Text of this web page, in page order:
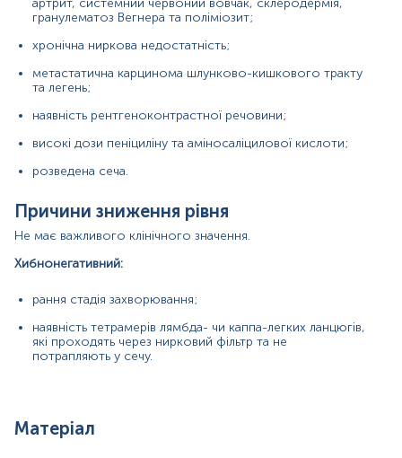
*
Одиниці вимірювання, референтні значення та діапазон
вимірювань можуть змінюватися у відповідності до зміни
тест-систем.
артрит, системний червоний вовчак, склеродермія,
гранулематоз Вегнера та поліміозит;
хронічна ниркова недостатність;
метастатична карцинома шлунково-кишкового тракту
та легень;
наявність рентгеноконтрастної речовини;
високі дози пеніциліну та аміносаліцилової кислоти;
розведена сеча.
Причини зниження рівня
Не має важливого клінічного значення.
Хибнонегативний:
рання стадія захворювання;
наявність тетрамерів лямбда- чи каппа-легких ланцюгів,
які проходять через нирковий фільтр та не
потрапляють у сечу.
Матеріал